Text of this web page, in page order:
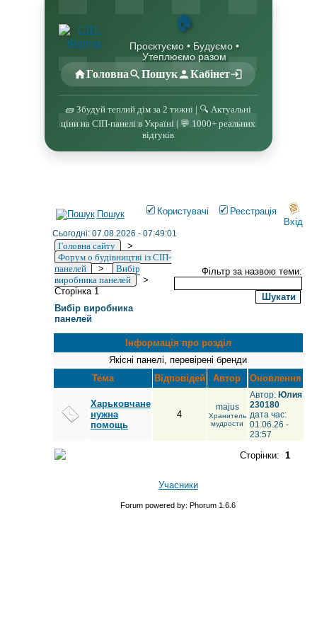
🏠
Проєктуємо • Будуємо •
Утеплюємо разом
Головна Пошук Кабінет
🧱 Збудуй теплий дім за 2 тижні | 🔍 Актуальні
ціни на СІП-панелі в Україні | 💬 1000+ реальних
відгуків
Пошук Користувачі
Реєстрація
Вхід
Сьогодні: 07.08.2026 - 07:49:01
Головна сайту
>
Форум о будівництві із СІП-
панелей
>
Вибір
виробника панелей
>
Сторінка 1
Вибір виробника
панелей
Фільтр за назвою теми:
Інформація про розділ
Якісні панелі, перевірені бренди
Тема
Відповідей Автор Оновлення
Харьковчане
нужна
помощь
4
majus
Хранитель
мудрости
Автор: Юлия
230180
дата час:
01.06.26 -
23:57
Сторінки: 1
Учасники
Forum powered by: Phorum 1.6.6